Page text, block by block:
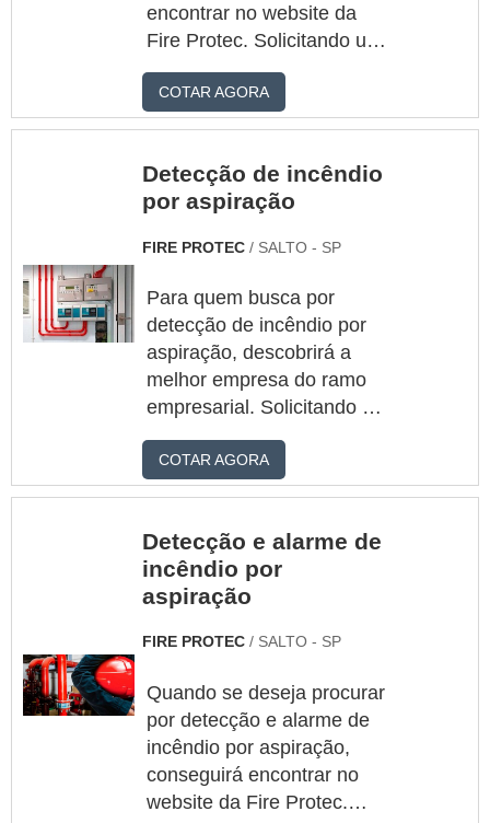
encontrar no website da
Fire Protec. Solicitando um
orçamento por meio do
maior marketplace da
américa latina e
referência no mercado em
seu próprio
é por detector de fumaça
por aspiração, com os
profissionais da Fire Protec
obterá ótima qualidade com
eficiência técnica e
agilidade na prestação dos
serviços.MAIS DETALH...
COTAR AGORA
Detecção de incêndio
por aspiração
FIRE PROTEC / SALTO - SP
Para quem busca por
detecção de incêndio por
aspiração, descobrirá a
melhor empresa do ramo
empresarial. Solicitando um
orçamento por meio do
maior marketplace da
américa latina e
referência no mercado em
seu próprio
segmento.DETALHES
INCÊNDIO POR
ASPIRAÇÃOQuem precisa
de detecção de incêndio
por aspiração em uma
empresa inovadora,
descobre o site da Fire
COTAR AGORA
Detecção e alarme de
incêndio por
aspiração
FIRE PROTEC / SALTO - SP
Quando se deseja procurar
por detecção e alarme de
incêndio por aspiração,
conseguirá encontrar no
website da Fire Protec.